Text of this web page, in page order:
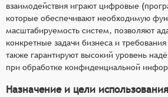
взаимодействия играют цифровые
которые обеспечивают необходимую
масштабируемость систем, позволяют
конкретные задачи бизнеса и
также гарантируют высокий уровень
при обработке конфиденциальной
Назначение и цели